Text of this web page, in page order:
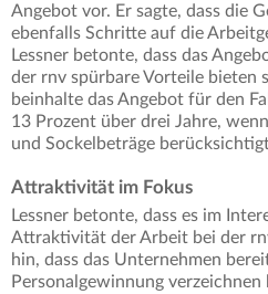
Angebot vor. Er sagte, dass die
ebenfalls Schritte auf die
Lessner betonte, dass das
der rnv spürbare Vorteile bieten
beinhalte das Angebot für den
13 Prozent über drei Jahre,
und Sockelbeträge
Attraktivität im Fokus
Lessner betonte, dass es im
Attraktivität der Arbeit bei der
hin, dass das Unternehmen
Personalgewinnung